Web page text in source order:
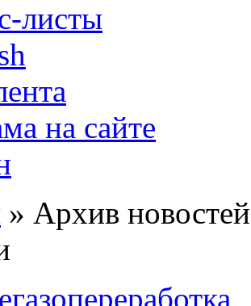
листы
на сайте
» Архив новостей